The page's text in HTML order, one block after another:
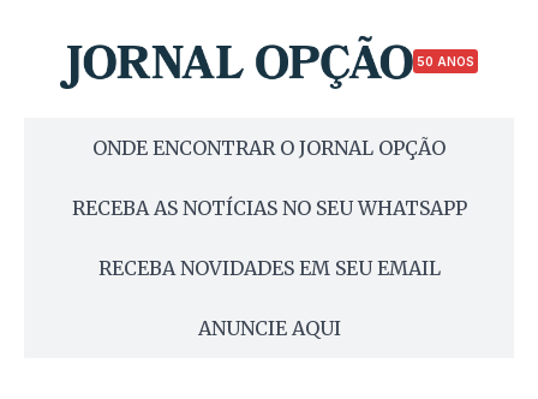
50 ANOS
ONDE ENCONTRAR O JORNAL OPÇÃO
RECEBA AS NOTÍCIAS NO SEU WHATSAPP
RECEBA NOVIDADES EM SEU EMAIL
ANUNCIE AQUI